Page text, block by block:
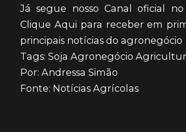
Já segue nosso Canal oficial no
Clique Aqui para receber em
principais notícias do agronegócio
Tags: Soja Agronegócio
Por: Andressa Simão
Fonte: Notícias Agrícolas